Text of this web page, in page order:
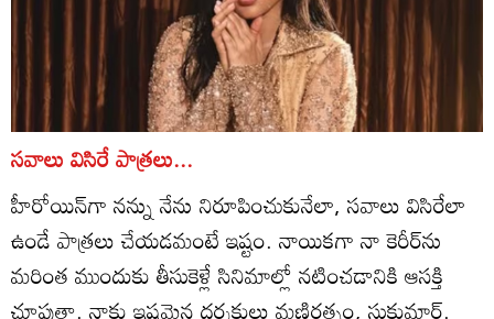
సవాలు విసిరే పాత్రలు...
హీరోయిన్‌గా నన్ను నేను నిరూపించుకునేలా, సవాలు విసిరేలా
ఉండే పాత్రలు చేయడమంటే ఇష్టం. నాయికగా నా కెరీర్‌ను
మరింత ముందుకు తీసుకెళ్లే సినిమాల్లో నటించడానికి ఆసక్తి